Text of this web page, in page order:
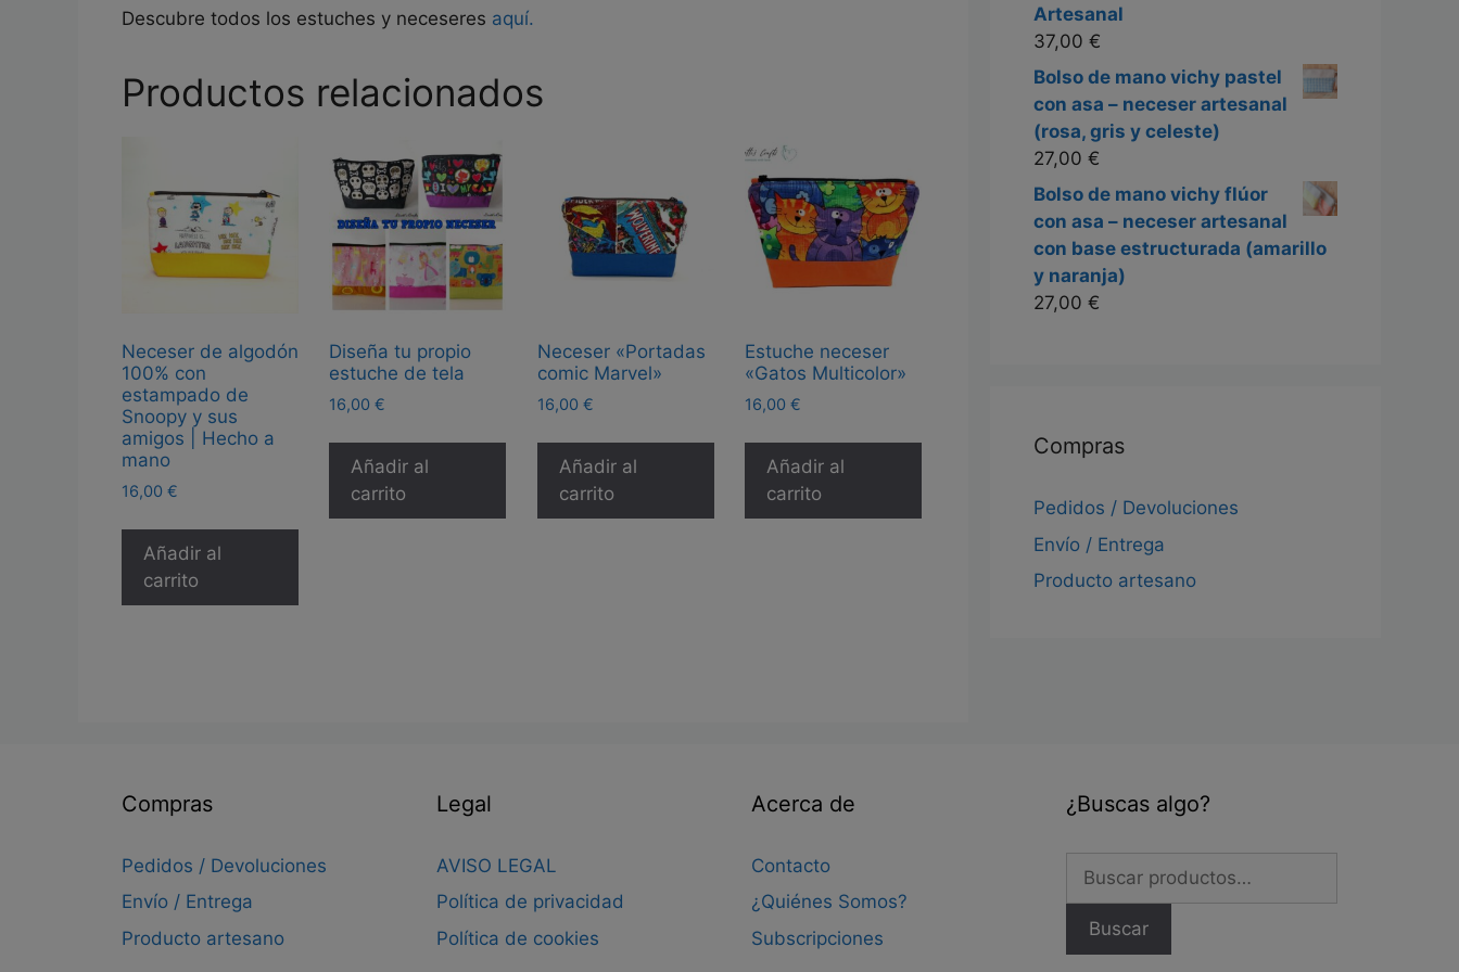
Descubre todos los estuches y neceseres aquí.
Productos relacionados
Neceser de algodón
100% con
estampado de
Snoopy y sus
amigos | Hecho a
mano
16,00 €
Añadir al
carrito
Diseña tu propio
estuche de tela
16,00€
Añadir al
carrito
Neceser «Portadas
comic Marvel»
16,00 €
Añadir al
carrito
Estuche neceser
«Gatos Multicolor»
16,00 €
Añadir al
carrito
Artesanal
37,00 €
Bolso de mano vichy pastel
con asa – neceser artesanal
(rosa, gris y celeste)
27,00 €
Bolso de mano vichy flúor
con asa – neceser artesanal
con base estructurada (amarillo
y naranja)
27,00 €
Compras
Pedidos / Devoluciones
Envío / Entrega
Producto artesano
Compras
Pedidos / Devoluciones
Envío / Entrega
Producto artesano
Legal
AVISO LEGAL
Política de privacidad
Política de cookies
Acerca de
Contacto
¿Quiénes Somos?
Subscripciones
¿Buscas algo?
por:
Buscar